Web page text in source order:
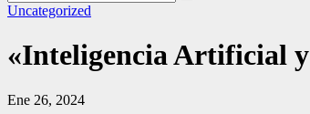
Uncategorized
«Inteligencia Artificial y
Ene 26, 2024